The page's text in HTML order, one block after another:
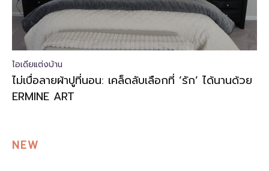
ไอเดียแต่งบ้าน
ไม่เบื่อลายผ้าปูที่นอน: เคล็ดลับเลือกที่ ‘รัก’ ได้นานด้วย
ERMINE ART
NEW